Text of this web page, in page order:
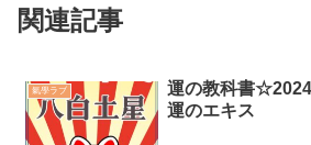
関連記事
氣學ラブ
運の教科書
運のエキス